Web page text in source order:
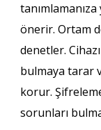
önerir. Ortam
denetler.
bulmaya tarar
korur.
sorunları